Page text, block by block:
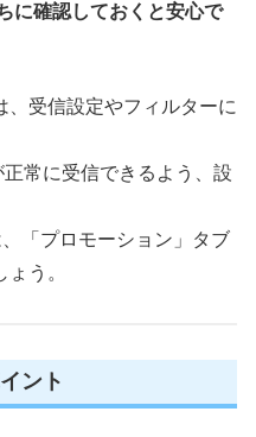
に確認しておくと安心で
、受信設定やフィルターに
正常に受信できるよう、設
「プロモーション」タブ
う。
ント